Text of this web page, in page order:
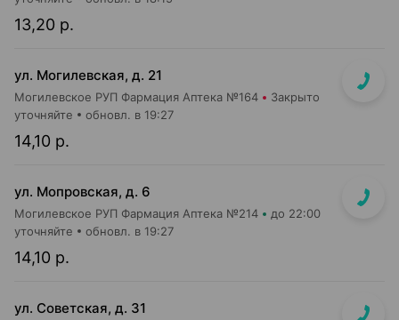
13,20 р.
ул. Могилевская, д. 21
Могилевское РУП Фармация Аптека №164 Закрыто
14,10 р.
уточняйте обновл. в 19:27
ул. Мопровская, д. 6
Могилевское РУП Фармация Аптека №214 до 22:00
14,10 р.
уточняйте обновл. в 19:27
ул. Советская, д. 31